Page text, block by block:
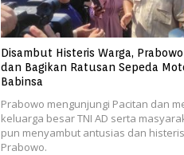
Disambut Histeris Warga,
dan Bagikan Ratusan Sepeda
Babinsa
Prabowo mengunjungi Pacitan dan
keluarga besar TNI AD serta
pun menyambut antusias dan
Prabowo.